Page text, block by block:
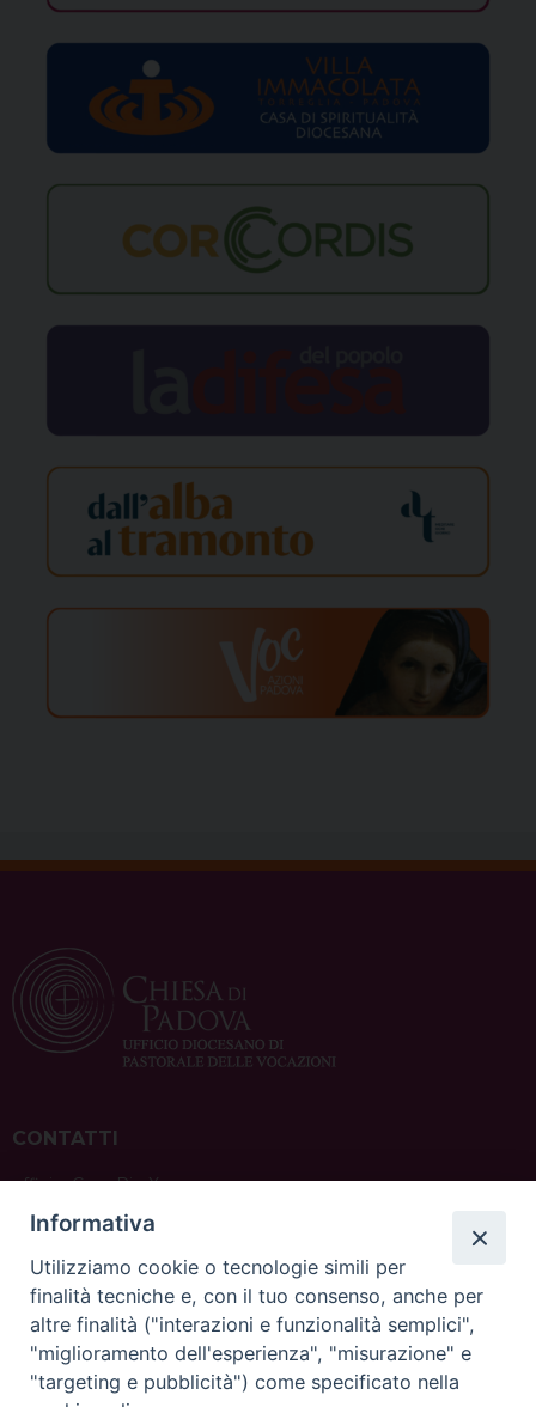
CONTATTI
ufficio: Casa Pio X
via Bonporti, 20 – 35141 Padova
tel: +39 351 619 2354
e mail:ufficiovocazionipadova@gmail.com
sede: Casa Sant'Andrea
Informativa
Utilizziamo cookie o tecnologie simili per
finalità tecniche e, con il tuo consenso, anche per
altre finalità ("interazioni e funzionalità semplici",
"miglioramento dell'esperienza", "misurazione" e
"targeting e pubblicità") come specificato nella